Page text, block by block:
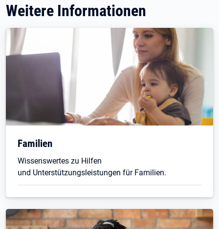
Weitere Informationen
Familien
Wissenswertes zu Hilfen
und Unterstützungsleistungen für Familien.